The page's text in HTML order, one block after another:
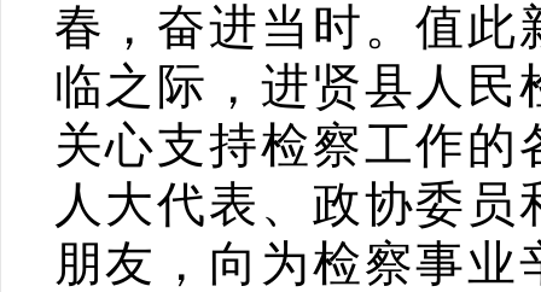
春，奋进当时。值此
临之际，进贤县人民
关心支持检察工作的
人大代表、政协委员
朋友，向为检察事业